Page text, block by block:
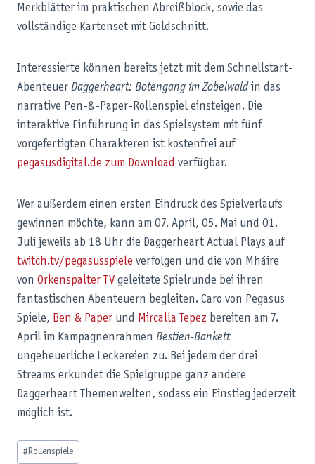
Merkblätter im praktischen Abreißblock, sowie das
vollständige Kartenset mit Goldschnitt.
Interessierte können bereits jetzt mit dem Schnellstart-
Abenteuer Daggerheart: Botengang im Zobelwald in das
narrative Pen-&-Paper-Rollenspiel einsteigen. Die
interaktive Einführung in das Spielsystem mit fünf
vorgefertigten Charakteren ist kostenfrei auf
pegasusdigital.de zum Download verfügbar.
Wer außerdem einen ersten Eindruck des Spielverlaufs
gewinnen möchte, kann am 07. April, 05. Mai und 01.
Juli jeweils ab 18 Uhr die Daggerheart Actual Plays auf
twitch.tv/pegasusspiele verfolgen und die von Mháire
von Orkenspalter TV geleitete Spielrunde bei ihren
fantastischen Abenteuern begleiten. Caro von Pegasus
Spiele, Ben & Paper und Mircalla Tepez bereiten am 7.
April im Kampagnenrahmen Bestien-Bankett
ungeheuerliche Leckereien zu. Bei jedem der drei
Streams erkundet die Spielgruppe ganz andere
Daggerheart Themenwelten, sodass ein Einstieg jederzeit
möglich ist.
Schlagworte:
# Rollenspiele